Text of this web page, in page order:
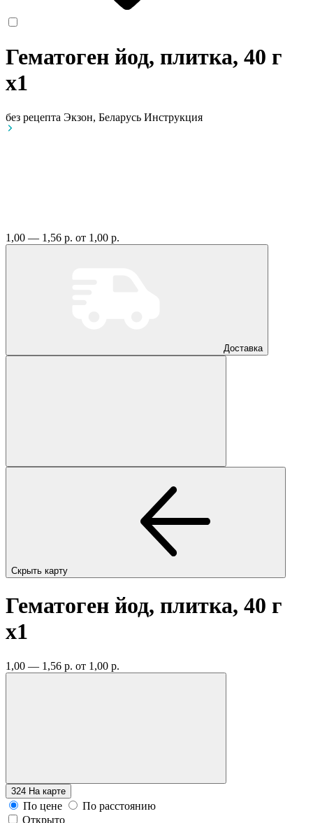
Гематоген йод, плитка, 40 г
x1
без рецепта Экзон, Беларусь Инструкция
1,00 — 1,56 р. от 1,00 р.
Доставка
Скрыть карту
Гематоген йод, плитка, 40 г
x1
1,00 — 1,56 р. от 1,00 р.
324 На карте
По цене
По расстоянию
Открыто